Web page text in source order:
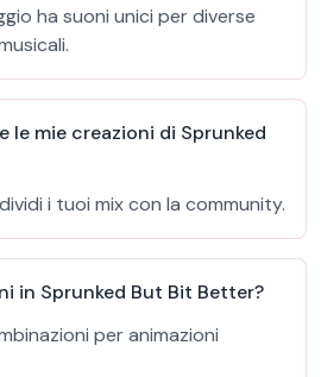
ha suoni unici per diverse
le mie creazioni di Sprunked
i tuoi mix con la community.
in Sprunked But Bit Better?
per animazioni